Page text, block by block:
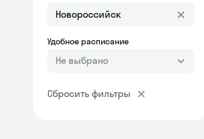
Удобное расписание
Не выбрано
Сбросить фильтры